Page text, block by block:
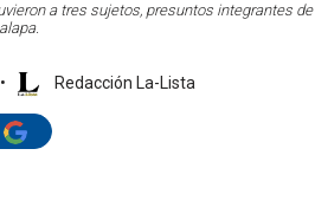
a tres sujetos, presuntos integrantes de
• Redacción La-Lista